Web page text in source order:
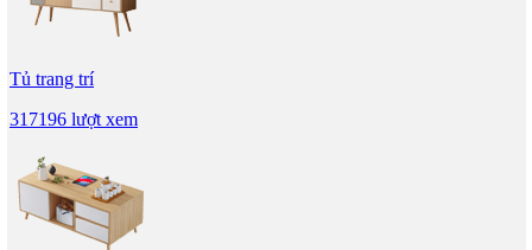
Tủ trang trí
317196 lượt xem